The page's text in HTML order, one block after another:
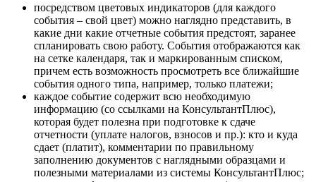
посредством цветовых индикаторов (для каждого
события – свой цвет) можно наглядно представить, в
какие дни какие отчетные события предстоят, заранее
спланировать свою работу. События отображаются как
на сетке календаря, так и маркированным списком,
причем есть возможность просмотреть все ближайшие
события одного типа, например, только платежи;
каждое событие содержит всю необходимую
информацию (со ссылками на КонсультантПлюс),
которая будет полезна при подготовке к сдаче
отчетности (уплате налогов, взносов и пр.): кто и куда
сдает (платит), комментарии по правильному
заполнению документов с наглядными образцами и
полезными материалами из системы КонсультантПлюс;